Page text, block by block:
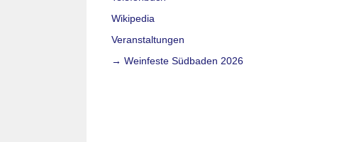
Wikipedia
Veranstaltungen
→ Weinfeste Südbaden 2026